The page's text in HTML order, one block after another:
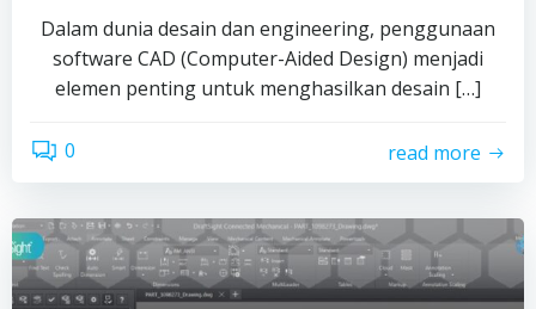
Dalam dunia desain dan engineering, penggunaan
software CAD (Computer-Aided Design) menjadi
elemen penting untuk menghasilkan desain […]
0 read more